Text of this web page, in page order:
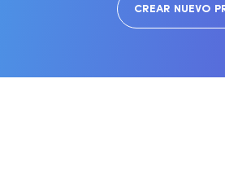
IPv4 en París, Lyon y Marsella. AnchoCREAR NUEVO